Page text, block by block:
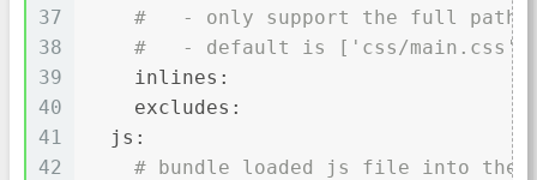
37
38
39
40
41
42
#   - only support the full path
#   - default is ['css/main.css']
inlines:
excludes:
js:
# bundle loaded js file into the